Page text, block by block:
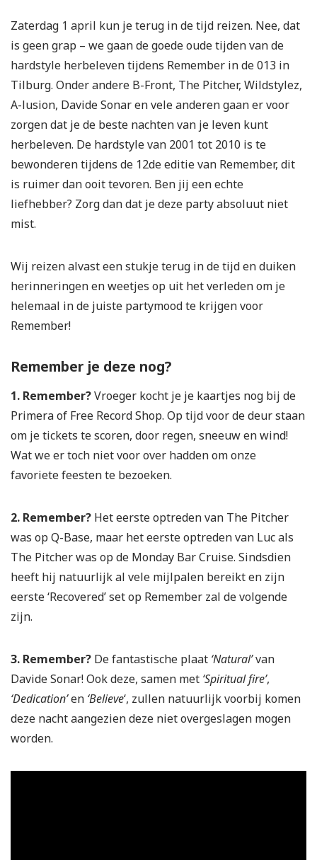
Zaterdag 1 april kun je terug in de tijd reizen. Nee, dat
is geen grap – we gaan de goede oude tijden van de
hardstyle herbeleven tijdens Remember in de 013 in
Tilburg. Onder andere B-Front, The Pitcher, Wildstylez,
A-lusion, Davide Sonar en vele anderen gaan er voor
zorgen dat je de beste nachten van je leven kunt
herbeleven. De hardstyle van 2001 tot 2010 is te
bewonderen tijdens de 12de editie van Remember, dit
is ruimer dan ooit tevoren. Ben jij een echte
liefhebber? Zorg dan dat je deze party absoluut niet
mist.
Wij reizen alvast een stukje terug in de tijd en duiken
herinneringen en weetjes op uit het verleden om je
helemaal in de juiste partymood te krijgen voor
Remember!
Remember je deze nog?
1. Remember?Vroeger kocht je je kaartjes nog bij de
Primera of Free Record Shop. Op tijd voor de deur staan
om je tickets te scoren, door regen, sneeuw en wind!
Wat we er toch niet voor over hadden om onze
favoriete feesten te bezoeken.
2. Remember? Het eerste optreden van The Pitcher
was op Q-Base, maar het eerste optreden van Luc als
The Pitcher was op de Monday Bar Cruise. Sindsdien
heeft hij natuurlijk al vele mijlpalen bereikt en zijn
eerste ‘Recovered’ set op Remember zal de volgende
zijn.
3. Remember? De fantastische plaat ‘Natural’van
Davide Sonar! Ook deze, samen met ‘Spiritual fire’,
‘Dedication’en ‘Believe‘, zullen natuurlijk voorbij komen
deze nacht aangezien deze niet overgeslagen mogen
worden.